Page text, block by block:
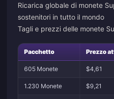
Ricarica globale di monete
sostenitori in tutto il mondo
Tagli e prezzi delle monete
Pacchetto Prezzo
605 Monete $4,61
1.230 Monete $9,21